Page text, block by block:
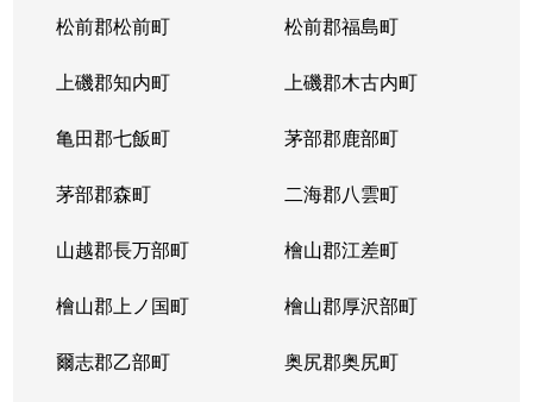
松前郡松前町 松前郡福島町
上磯郡知内町 上磯郡木古内町
亀田郡七飯町 茅部郡鹿部町
茅部郡森町 二海郡八雲町
山越郡長万部町 檜山郡江差町
檜山郡上ノ国町 檜山郡厚沢部町
爾志郡乙部町 奥尻郡奥尻町